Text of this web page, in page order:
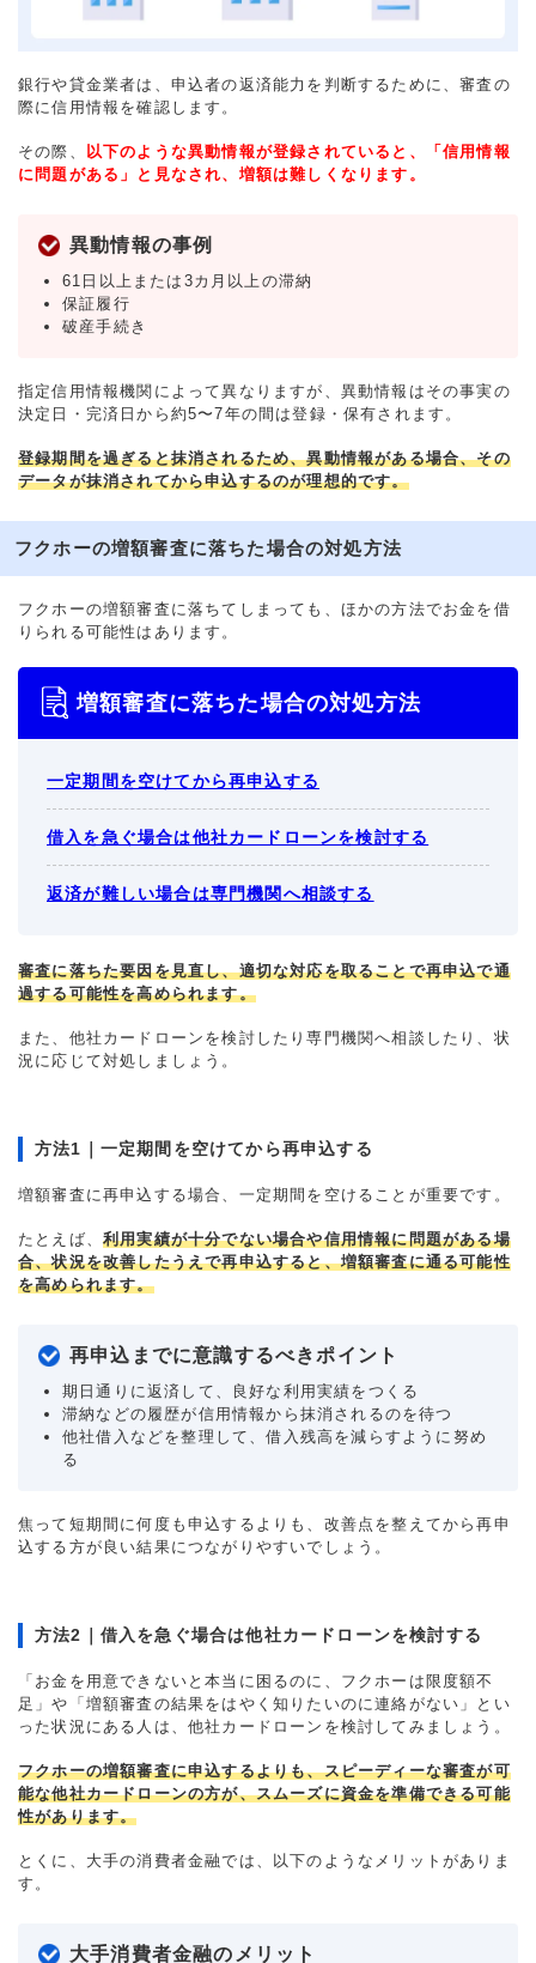
銀行や貸金業者は、申込者の返済能力を判断するために、審査の
際に信用情報を確認します。
その際、
以下のような異動情報が登録されていると、「信用情報
に問題がある」と見なされ、増額は難しくなります。
異動情報の事例
61日以上または3カ月以上の滞納
保証履行
破産手続き
指定信用情報機関によって異なりますが、異動情報はその事実の
決定日・完済日から約5〜7年の間は登録・保有されます。
登録期間を過ぎると抹消されるため、異動情報がある場合、その
データが抹消されてから申込するのが理想的です。
フクホーの増額審査に落ちた場合の対処方法
フクホーの増額審査に落ちてしまっても、ほかの方法でお金を借
りられる可能性はあります。
増額審査に落ちた場合の対処方法
一定期間を空けてから再申込する
借入を急ぐ場合は他社カードローンを検討する
返済が難しい場合は専門機関へ相談する
審査に落ちた要因を見直し、適切な対応を取ることで再申込で通
過する可能性を高められます。
また、他社カードローンを検討したり専門機関へ相談したり、状
況に応じて対処しましょう。
方法1｜一定期間を空けてから再申込する
増額審査に再申込する場合、一定期間を空けることが重要です。
たとえば、 利用実績が十分でない場合や信用情報に問題がある場
合、状況を改善したうえで再申込すると、増額審査に通る可能性
を高められます。
再申込までに意識するべきポイント
期日通りに返済して、良好な利用実績をつくる
滞納などの履歴が信用情報から抹消されるのを待つ
他社借入などを整理して、借入残高を減らすように努め
る
焦って短期間に何度も申込するよりも、改善点を整えてから再申
込する方が良い結果につながりやすいでしょう。
方法2｜借入を急ぐ場合は他社カードローンを検討する
「お金を用意できないと本当に困るのに、フクホーは限度額不
足」や「増額審査の結果をはやく知りたいのに連絡がない」とい
った状況にある人は、他社カードローンを検討してみましょう。
フクホーの増額審査に申込するよりも、スピーディーな審査が可
能な他社カードローンの方が、スムーズに資金を準備できる可能
性があります。
とくに、大手の消費者金融では、以下のようなメリットがありま
す。
大手消費者金融のメリット